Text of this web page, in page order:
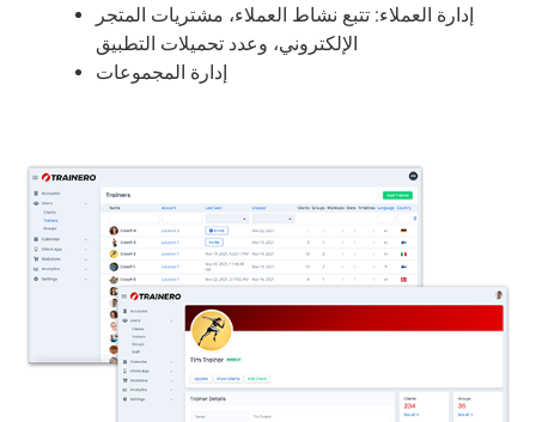
إدارة العملاء: تتبع نشاط العملاء، مشتريات المتجر
الإلكتروني، وعدد تحميلات التطبيق
إدارة المجموعات